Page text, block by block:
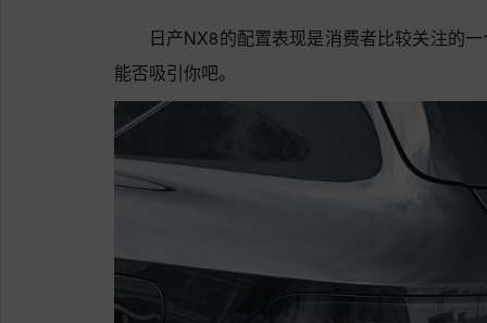
日产NX8的配置表现是消费者比较关注的
能否吸引你吧。